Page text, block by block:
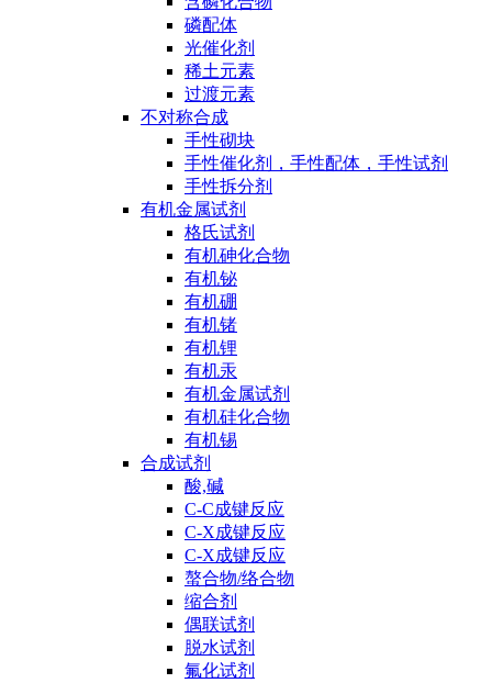
磷配体
光催化剂
稀土元素
过渡元素
不对称合成
手性砌块
手性催化剂，手性配体，手性试剂
手性拆分剂
有机金属试剂
格氏试剂
有机砷化合物
有机铋
有机硼
有机锗
有机锂
有机汞
有机金属试剂
有机硅化合物
有机锡
合成试剂
酸,碱
C-C成键反应
C-X成键反应
C-X成键反应
螯合物/络合物
缩合剂
偶联试剂
脱水试剂
氟化试剂